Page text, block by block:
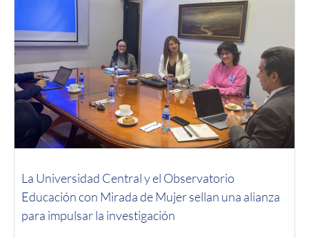
La Universidad Central y el Observatorio
Educación con Mirada de Mujer sellan una alianza
para impulsar la investigación